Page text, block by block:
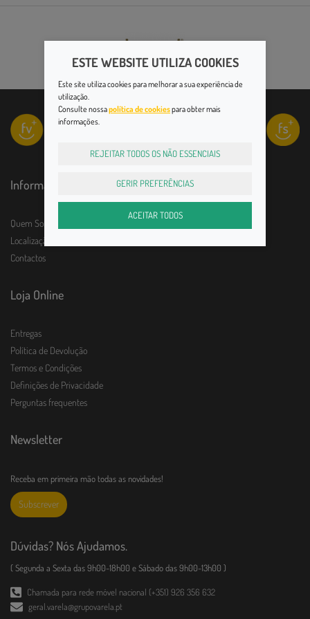
Informações
Quem Somos
Localização e horário
Contactos
Loja Online
Entregas
Política de Devolução
Termos e Condições
Definições de Privacidade
Perguntas frequentes
Newsletter
Receba em primeira mão todas as novidades!
Subscrever
Dúvidas? Nós Ajudamos.
( Segunda a Sexta das 9h00-18h00 e Sábado das 9h00-13h00 )
Chamada para rede móvel nacional (+351) 926 356 632
geral.varela@grupovarela.pt
ESTE WEBSITE UTILIZA COOKIES
Este site utiliza cookies para melhorar a sua experiência de
utilização.
Consulte nossapolítica de cookiespara obter mais
informações.
REJEITAR TODOS OS NÃO ESSENCIAIS
GERIR PREFERÊNCIAS
ACEITAR TODOS